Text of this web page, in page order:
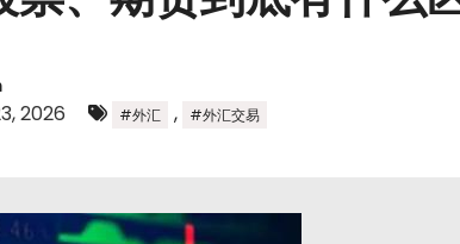
2026 #外汇 , #外汇交易